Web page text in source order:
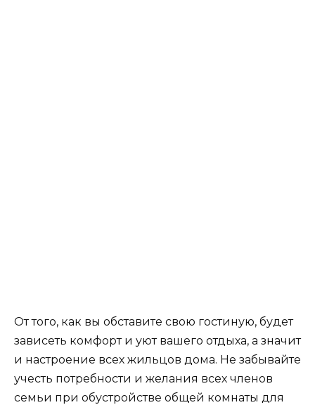
От того, как вы обставите свою гостиную, будет
зависеть комфорт и уют вашего отдыха, а значит
и настроение всех жильцов дома. Не забывайте
учесть потребности и желания всех членов
семьи при обустройстве общей комнаты для